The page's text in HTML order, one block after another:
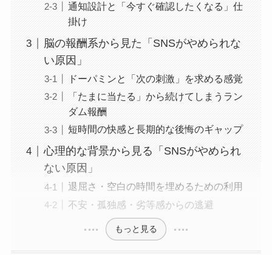
通知設計と「今すぐ確認したくなる」仕
掛け
脳の報酬系から見た「SNSがやめられな
い原因」
ドーパミンと「次の刺激」を求める感覚
「たまに当たる」から続けてしまうラン
ダム報酬
短時間の快感と長期的な後悔のギャップ
心理的な背景から見る「SNSがやめられ
ない原因」
退屈さ・空白の時間を埋めるための利用
不安・孤独感・劣等感からの逃避
もっと見る